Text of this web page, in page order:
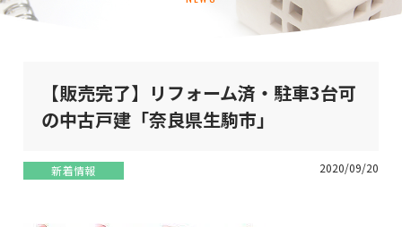
【販売完了】リフォーム済・駐車3台可
の中古戸建「奈良県生駒市」
新着情報 2020/09/20